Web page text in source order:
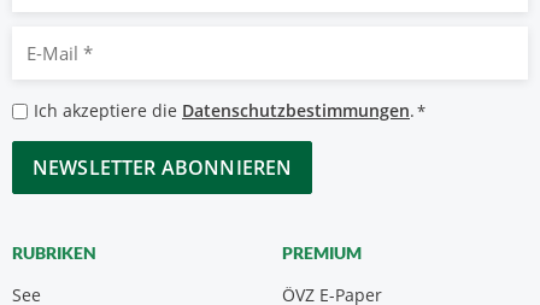
Mail
*
Datenschutzbestimmungen
*
Ich akzeptiere die Datenschutzbestimmungen.*
CAPTCHA
RUBRIKEN
See
PREMIUM
ÖVZ E-Paper